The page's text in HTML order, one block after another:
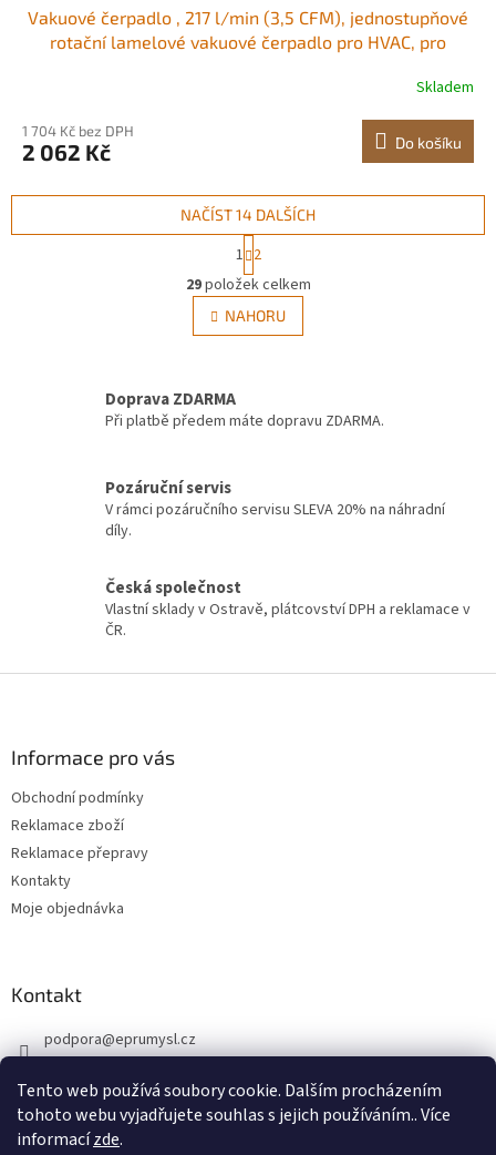
Tento web používá soubory cookie. Dalším procházením
tohoto webu vyjadřujete souhlas s jejich používáním.. Více
informacízde.
Vakuové čerpadlo , 217 l/min (3,5 CFM), jednostupňové
rotační lamelové vakuové čerpadlo pro HVAC, pro
pro autoklimatizaci s olejovou lahví, pro údržbu
automobilových klimatizací a odplyňování
Skladem
1 704 Kč bez DPH
2 062 Kč Do košíku
O
v
l
á
í
k
i
NAČÍST 14 DALŠÍCH
t
r
á
n
k
n
í
1 2
29položek celkem
NAHORU
Doprava ZDARMA
Při platbě předem máte dopravu ZDARMA.
Pozáruční servis
V rámci pozáručního servisu SLEVA 20% na náhradní
díly.
Česká společnost
Vlastní sklady v Ostravě, plátcovství DPH a reklamace v
ČR.
Informace pro vás
Obchodní podmínky
Reklamace zboží
Reklamace přepravy
Kontakty
Moje objednávka
Kontakt
podpora@eprumysl.cz